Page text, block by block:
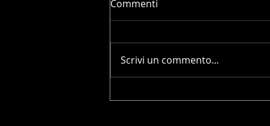
Commenti
Scrivi un commento...